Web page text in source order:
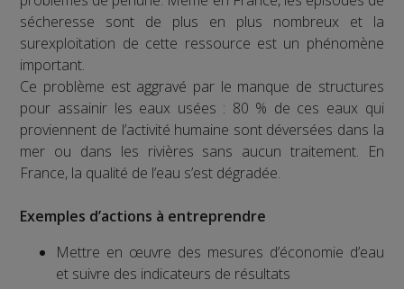
sécheresse sont de plus en plus nombreux et la
surexploitation de cette ressource est un phénomène
important.
Ce problème est aggravé par le manque de structures
pour assainir les eaux usées : 80 % de ces eaux qui
proviennent de l’activité humaine sont déversées dans la
mer ou dans les rivières sans aucun traitement. En
France, la qualité de l’eau s’est dégradée.
Exemples d’actions à entreprendre
Mettre en œuvre des mesures d’économie d’eau
et suivre des indicateurs de résultats